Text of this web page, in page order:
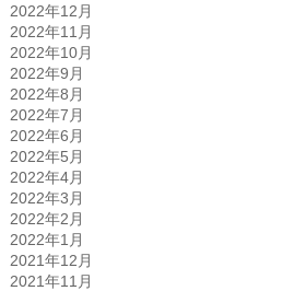
2022年12月
2022年11月
2022年10月
2022年9月
2022年8月
2022年7月
2022年6月
2022年5月
2022年4月
2022年3月
2022年2月
2022年1月
2021年12月
2021年11月